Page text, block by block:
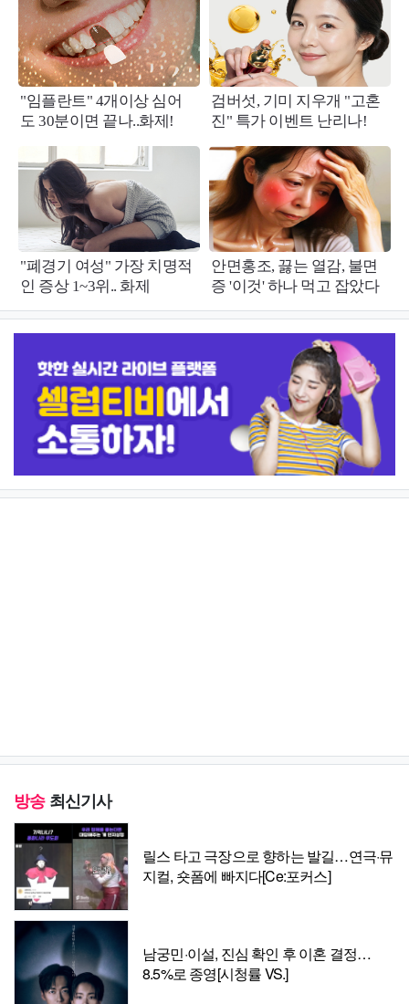
방송최신기사
릴스 타고 극장으로 향하는 발길…연극·뮤
지컬, 숏폼에 빠지다[Ce:포커스]
남궁민·이설, 진심 확인 후 이혼 결정…
8.5%로 종영[시청률 VS.]